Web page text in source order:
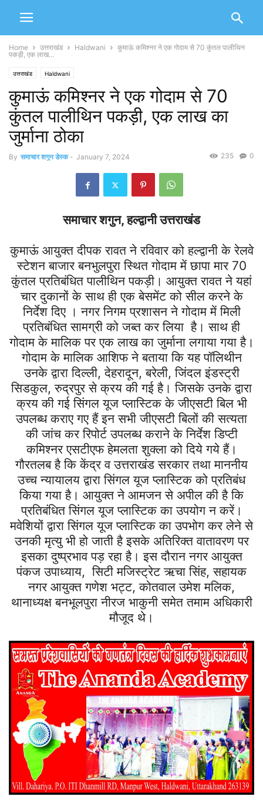
Home उत्तराखंड Haldwani
कुमाऊं कमिश्नर ने एक गोदाम से 70 कुंतल पालीथिन
पकड़ी, एक लाख‌...
उत्तराखंड Haldwani
कुमाऊं कमिश्नर ने एक गोदाम से 70
कुंतल पालीथिन पकड़ी, एक लाख‌ का
जुर्माना ठोका
By समाचार शगुन डेस्क - January 7, 2024 0
235
समाचार शगुन, हल्द्वानी उत्तराखंड
कुमाऊं आयुक्त दीपक रावत ने रविवार को हल्द्वानी के‌ रेलवे
स्टेशन बाजार बनभुलपुरा स्थित गोदाम में छापा मार 70
कुंतल प्रतिबंधित पालीथिन पकड़ी। आयुक्त रावत ने यहां
चार दुकानों के साथ ही एक बेसमेंट को सील करने के
निर्देश दिए । नगर निगम प्रशासन ने गोदाम में मिली
प्रतिबंधित सामग्री को जब्त कर लिया है। साथ ही
गोदाम के मालिक पर एक लाख का जुर्माना लगाया गया है।
गोदाम के मालिक आशिफ ने बताया कि यह पॉलिथीन
उनके द्वारा दिल्ली, देहरादून, बरेली, जिंदल इंडस्ट्री
सिडकुल, रुद्रपुर से क्रय की गई है। जिसके उनके द्वारा
क्रय की गई सिंगल यूज प्लास्टिक के जीएसटी बिल भी
उपलब्ध कराए गए हैं इन सभी जीएसटी बिलों की सत्यता
की जांच कर रिपोर्ट उपलब्ध कराने के निर्देश डिप्टी
कमिश्नर एसटीएफ हेमलता शुक्ला को दिये गये हैं।
गौरतलब है कि केंद्र व उत्तराखंड सरकार तथा माननीय
उच्च न्यायालय द्वारा सिंगल यूज प्लास्टिक को प्रतिबंध
किया गया है। आयुक्त ने आमजन से अपील की है कि
प्रतिबंधित सिंगल यूज प्लास्टिक का उपयोग न करें।
मवेशियों द्वारा सिंगल यूज प्लास्टिक का उपभोग कर लेने से
उनकी मृत्यु भी हो जाती है इसके अतिरिक्त वातावरण पर
इसका दुष्प्रभाव पड़ रहा है। इस दौरान नगर आयुक्त
पंकज उपाध्याय, सिटी मजिस्ट्रेट ऋचा सिंह, सहायक
नगर आयुक्त गणेश भट्ट, कोतवाल उमेश मलिक,
थानाध्यक्ष बनभूलपुरा नीरज भाकुनी समेत तमाम अधिकारी
मौजूद थे।